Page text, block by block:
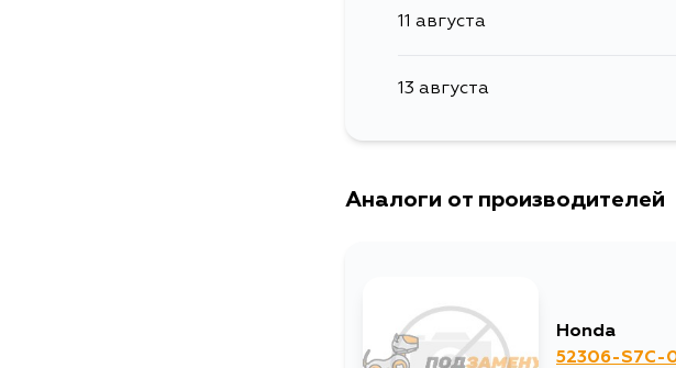
11 августа
13 августа
Аналоги от производителей
Honda
52306-S7C-